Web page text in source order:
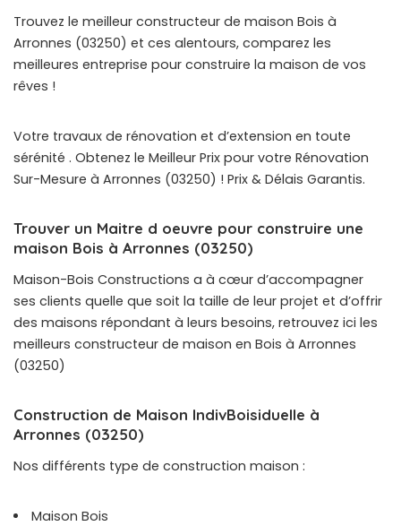
Trouvez le meilleur constructeur de maison Bois à
Arronnes (03250) et ces alentours, comparez les
meilleures entreprise pour construire la maison de vos
rêves !
Votre travaux de rénovation et d’extension en toute
sérénité . Obtenez le Meilleur Prix pour votre Rénovation
Sur-Mesure à Arronnes (03250) ! Prix & Délais Garantis.
Trouver un Maitre d oeuvre pour construire une
maison Bois à Arronnes (03250)
Maison-Bois Constructions a à cœur d’accompagner
ses clients quelle que soit la taille de leur projet et d’offrir
des maisons répondant à leurs besoins, retrouvez ici les
meilleurs constructeur de maison en Bois à Arronnes
(03250)
Construction de Maison IndivBoisiduelle à
Arronnes (03250)
Nos différents type de construction maison :
Maison Bois